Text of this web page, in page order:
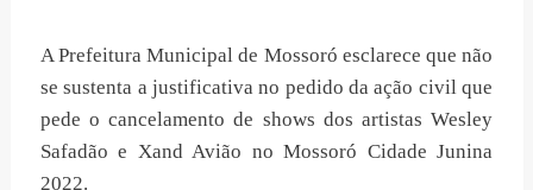
A Prefeitura Municipal de Mossoró esclarece que não
se sustenta a justificativa no pedido da ação civil que
pede o cancelamento de shows dos artistas Wesley
Safadão e Xand Avião no Mossoró Cidade Junina
2022.